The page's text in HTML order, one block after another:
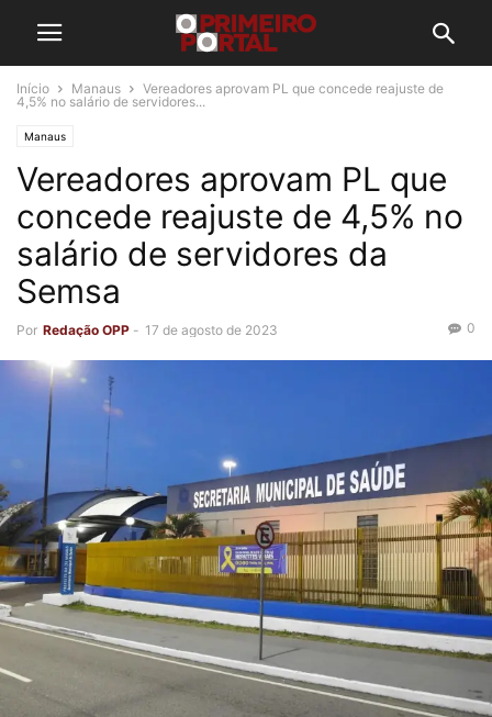
Início Manaus
Vereadores aprovam PL que concede reajuste de
4,5% no salário de servidores...
Manaus
Vereadores aprovam PL que
concede reajuste de 4,5% no
salário de servidores da
Semsa
Por Redação OPP - 17 de agosto de 2023 0